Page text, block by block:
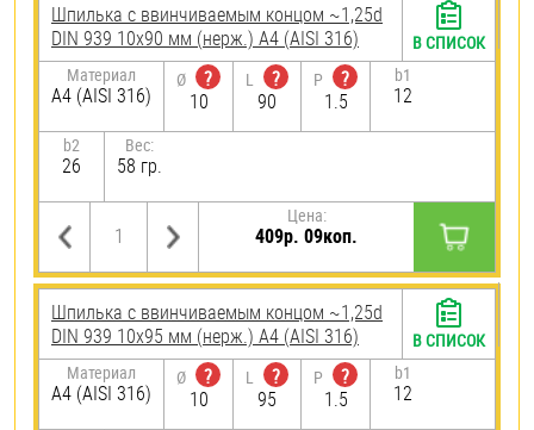
Шпилька c ввинчиваемым концом ~1,25d
DIN 939 10х90 мм (нерж.) A4 (AISI 316)
Материал
A4 (AISI 316)
Ø
?
10
L
?
90
P
?
1.5
b1
12
b2
26
Вес:
58 гр.
Цена:
409р. 09коп.
В СПИСОК
Шпилька c ввинчиваемым концом ~1,25d
DIN 939 10х95 мм (нерж.) A4 (AISI 316)
Материал
A4 (AISI 316)
Ø
?
10
L
?
95
P
?
1.5
b1
12
В СПИСОК